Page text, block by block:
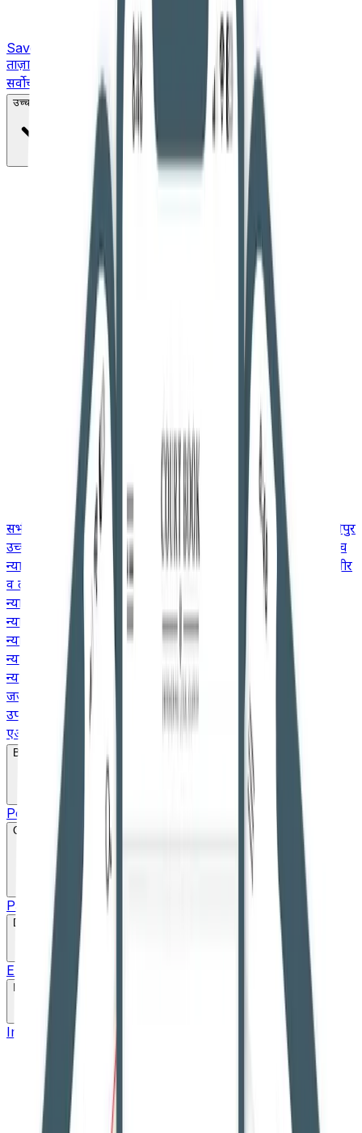
Saved
ताज़ा ख़बरें
सर्वोच्च न्यायालय
उच्च न्यायालय
सभी उच्च न्यायालयगुजरात उच्च न्यायालय उत्तराखंड उच्च न्यायालय
मणिपुर
उच्च न्यायालय मद्रास उच्च न्यायालय मध्य प्रदेश उच्च न्यायालय
केरल उच्च
न्यायालय
कर्नाटक उच्च न्यायालय झारखंड उच्च न्यायालय
जम्मू और कश्मीर
व लद्दाख उच्च न्यायालय
हिमाचल प्रदेश उच्च न्यायालय
मेघालय उच्च
न्यायालय
गुवाहाटी उच्च न्यायालय दिल्ली उच्च न्यायालय
छत्तीसगढ़ उच्च
न्यायालय
कलकत्ता उच्च न्यायालयबॉम्बे उच्च न्यायालय
आंध्र प्रदेश उच्च
न्यायालय
इलाहाबाद उच्च न्यायालयओडिशा उच्च न्यायालय
पटना उच्च
न्यायालय
पंजाब और हरियाणा उच्च न्यायालय
न्यायालय
तेलंगाना उच्च न्यायालय
जजमेंट
उपभोक्ता मामले
एआईबीई एवं नियुक्ति
Bare Act
Popular Search
Constitution
Parts Schedule 20+ Language pdf
Drafts
English Draft Gujarati Draft
Important Links High Courts